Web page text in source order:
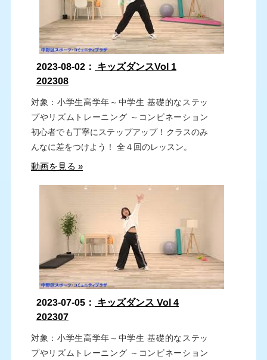
2023-08-02： キッズダンスVol 1
202308
対象：小学生高学年～中学生 基礎的なステッ
プやリズムトレーニング ～コンビネーション
初心者でも丁寧にステップアップ！クラスのみ
んなに差をつけよう！ 全４回のレッスン。
動画を見る »
2023-07-05： キッズダンス Vol 4
202307
対象：小学生高学年～中学生 基礎的なステッ
プやリズムトレーニング ～コンビネーション